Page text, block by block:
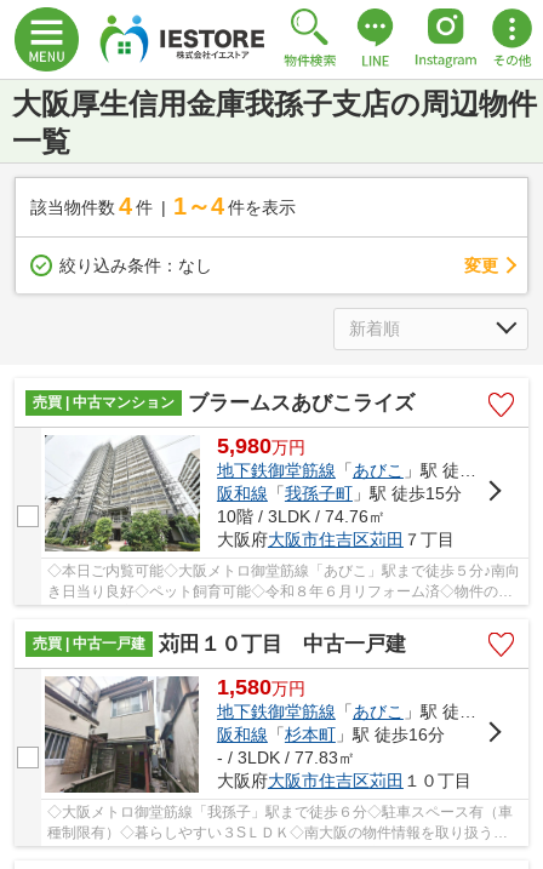
大阪厚生信用金庫我孫子支店の周辺物件
一覧
該当物件数 4件 1～4 件を表示
絞り込み条件： なし 変更
売買 | 中古マンション ブラームスあびこライズ
5,980万円
地下鉄御堂筋線 「あびこ 」駅 徒歩5分
阪和線 「我孫子町」駅 徒歩15分
10階 / 3LDK / 74.76㎡
大阪府大阪市住吉区苅田 ７丁目
◇本日ご内覧可能◇大阪メトロ御堂筋線「あびこ」駅まで徒歩５分♪南向
き日当り良好◇ペット飼育可能◇令和８年６月リフォーム済◇物件のこ
売買 | 中古一戸建
苅田１０丁目 中古一戸建
1,580万円
地下鉄御堂筋線 「あびこ 」駅 徒歩6分
阪和線 「杉本町」駅 徒歩16分
- / 3LDK / 77.83㎡
大阪府大阪市住吉区苅田 １０丁目
◇大阪メトロ御堂筋線「我孫子」駅まで徒歩６分◇駐車スペース有（車
種制限有）◇暮らしやすい３SＬＤＫ◇南大阪の物件情報を取り扱うイ